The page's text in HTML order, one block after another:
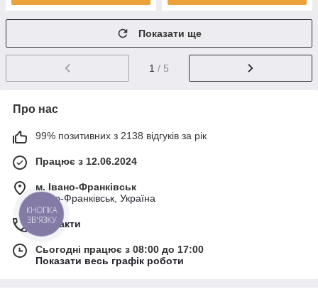
Показати ще
1 / 5
Про нас
99% позитивних з 2138 відгуків за рік
Працює з 12.06.2024
м. Івано-Франківськ
Івано-Франківськ, Україна
Контакти
Сьогодні працює з 08:00 до 17:00
Показати весь графік роботи
КНОПКА
ЗВ'ЯЗКУ